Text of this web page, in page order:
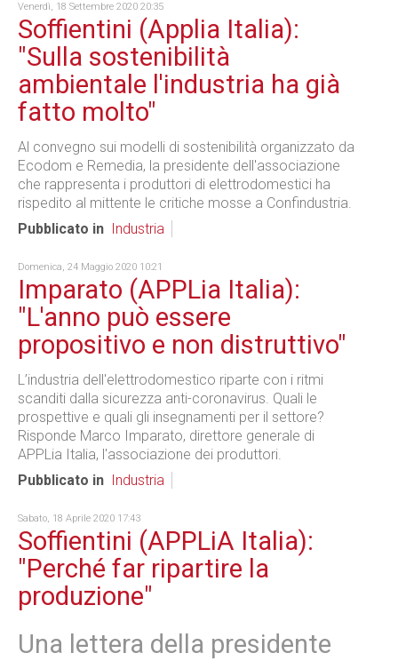
Venerdì, 18 Settembre 2020 20:35
Soffientini (Applia Italia):
"Sulla sostenibilità
ambientale l'industria ha già
fatto molto"
Al convegno sui modelli di sostenibilità organizzato da
Ecodom e Remedia, la presidente dell'associazione
che rappresenta i produttori di elettrodomestici ha
rispedito al mittente le critiche mosse a Confindustria.
Pubblicato in
Industria
Domenica, 24 Maggio 2020 10:21
Imparato (APPLia Italia):
"L'anno può essere
propositivo e non distruttivo"
L’industria dell'elettrodomestico riparte con i ritmi
scanditi dalla sicurezza anti-coronavirus. Quali le
prospettive e quali gli insegnamenti per il settore?
Risponde Marco Imparato, direttore generale di
APPLia Italia, l'associazione dei produttori.
Pubblicato in
Industria
Sabato, 18 Aprile 2020 17:43
Soffientini (APPLiA Italia):
"Perché far ripartire la
produzione"
Una lettera della presidente